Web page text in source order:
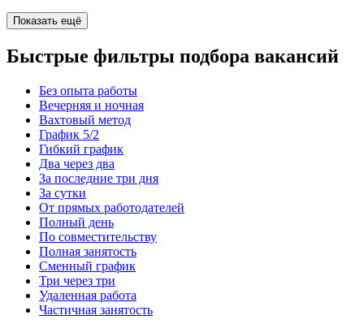
Показать ещё
Быстрые фильтры подбора вакансий
Без опыта работы
Вечерняя и ночная
Вахтовый метод
График 5/2
Гибкий график
Два через два
За последние три дня
За сутки
От прямых работодателей
Полный день
По совместительству
Полная занятость
Сменный график
Три через три
Удаленная работа
Частичная занятость